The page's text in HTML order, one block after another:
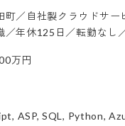
町／自社製クラウドサー
／年休125日／転勤なし
万円
ASP, SQL, Python,